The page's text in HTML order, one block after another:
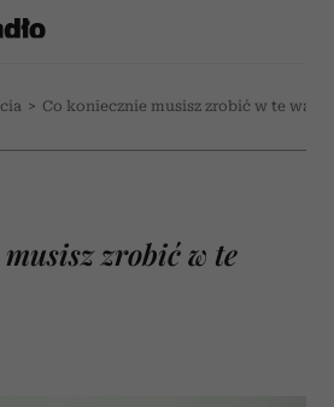
> Co koniecznie musisz zrobić w te
zrobić w te